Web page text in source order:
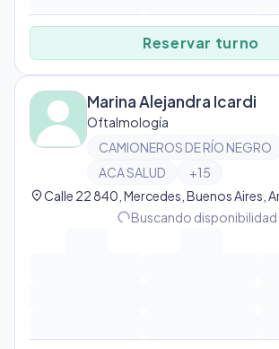
Reservar turno
Marina Alejandra Icardi
Oftalmología
CAMIONEROS DE RÍO NEGRO
ACA SALUD
+15
location_on
progress_activityBuscando disponibilidad…